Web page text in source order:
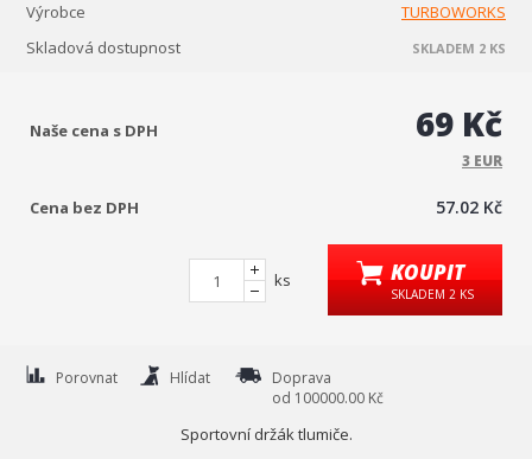
Výrobce
TURBOWORKS
Skladová dostupnost
SKLADEM 2 KS
Naše cena s DPH 69 Kč
3 EUR
Cena bez DPH 57.02 Kč
ks KOUPIT
SKLADEM 2 KS
Porovnat Hlídat
Doprava
od 100000.00 Kč
Sportovní držák tlumiče.